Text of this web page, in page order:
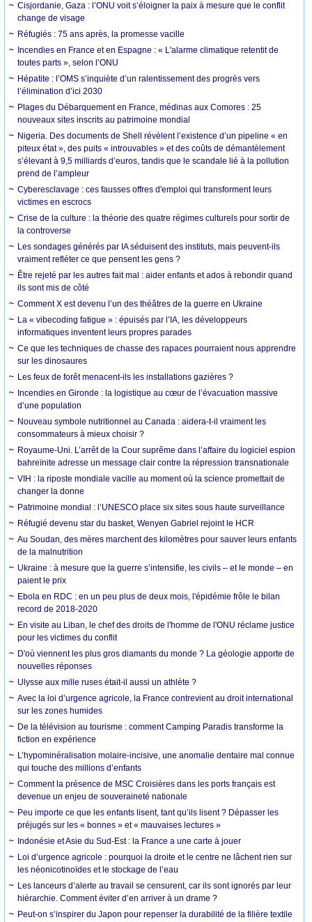
Cisjordanie, Gaza : l’ONU voit s’éloigner la paix à mesure que le conflit
change de visage
Réfugiés : 75 ans après, la promesse vacille
Incendies en France et en Espagne : « L'alarme climatique retentit de
toutes parts », selon l’ONU
Hépatite : l’OMS s’inquiète d’un ralentissement des progrès vers
l’élimination d’ici 2030
Plages du Débarquement en France, médinas aux Comores : 25
nouveaux sites inscrits au patrimoine mondial
Nigeria. Des documents de Shell révèlent l’existence d’un pipeline « en
piteux état », des puits « introuvables » et des coûts de démantèlement
s’élevant à 9,5 milliards d’euros, tandis que le scandale lié à la pollution
prend de l’ampleur
Cyberesclavage : ces fausses offres d'emploi qui transforment leurs
victimes en escrocs
Crise de la culture : la théorie des quatre régimes culturels pour sortir de
la controverse
Les sondages générés par IA séduisent des instituts, mais peuvent-ils
vraiment refléter ce que pensent les gens ?
Être rejeté par les autres fait mal : aider enfants et ados à rebondir quand
ils sont mis de côté
Comment X est devenu l’un des théâtres de la guerre en Ukraine
La « vibecoding fatigue » : épuisés par l’IA, les développeurs
informatiques inventent leurs propres parades
Ce que les techniques de chasse des rapaces pourraient nous apprendre
sur les dinosaures
Les feux de forêt menacent-ils les installations gazières ?
Incendies en Gironde : la logistique au cœur de l’évacuation massive
d’une population
Nouveau symbole nutritionnel au Canada : aidera-t-il vraiment les
consommateurs à mieux choisir ?
Royaume-Uni. L’arrêt de la Cour suprême dans l’affaire du logiciel espion
bahreïnite adresse un message clair contre la répression transnationale
VIH : la riposte mondiale vacille au moment où la science promettait de
changer la donne
Patrimoine mondial : l’UNESCO place six sites sous haute surveillance
Réfugié devenu star du basket, Wenyen Gabriel rejoint le HCR
Au Soudan, des mères marchent des kilomètres pour sauver leurs enfants
de la malnutrition
Ukraine : à mesure que la guerre s’intensifie, les civils – et le monde – en
paient le prix
Ebola en RDC : en un peu plus de deux mois, l'épidémie frôle le bilan
record de 2018-2020
En visite au Liban, le chef des droits de l'homme de l'ONU réclame justice
pour les victimes du conflit
D'où viennent les plus gros diamants du monde ? La géologie apporte de
nouvelles réponses
Ulysse aux mille ruses était-il aussi un athlète ?
Avec la loi d’urgence agricole, la France contrevient au droit international
sur les zones humides
De la télévision au tourisme : comment Camping Paradis transforme la
fiction en expérience
L’hypominéralisation molaire-incisive, une anomalie dentaire mal connue
qui touche des millions d’enfants
Comment la présence de MSC Croisières dans les ports français est
devenue un enjeu de souveraineté nationale
Peu importe ce que les enfants lisent, tant qu’ils lisent ? Dépasser les
préjugés sur les « bonnes » et « mauvaises lectures »
Indonésie et Asie du Sud-Est : la France a une carte à jouer
Loi d’urgence agricole : pourquoi la droite et le centre ne lâchent rien sur
les néonicotinoïdes et le stockage de l’eau
Les lanceurs d’alerte au travail se censurent, car ils sont ignorés par leur
hiérarchie. Comment éviter d’en arriver à un drame ?
Peut-on s’inspirer du Japon pour repenser la durabilité de la filière textile